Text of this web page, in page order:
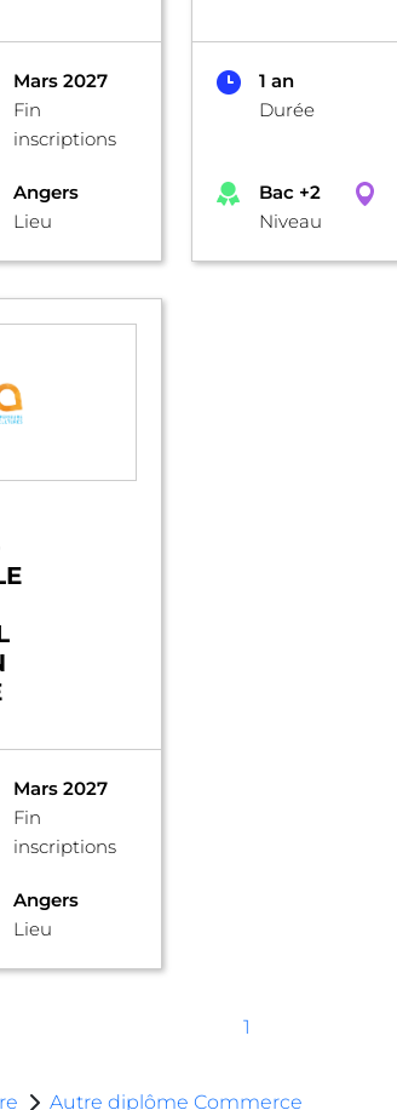
Mars 2027
Fin
inscriptions
Angers
Lieu
1 an
Durée
Bac +2
Niveau
Mars 2027
Fin
inscriptions
Angers
Lieu
1
Autre diplôme Commerce